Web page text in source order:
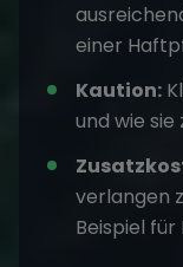
einer
Kaution:
und wie
verlangen
Beispiel